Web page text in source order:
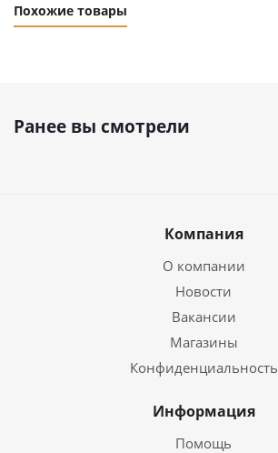
Похожие товары
Ранее вы смотрели
Компания
О компании
Новости
Вакансии
Магазины
Конфиденциальность
Информация
Помощь